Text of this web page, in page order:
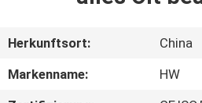
FABRIK-
AUSFLUG
Herkunftsort:
China
Markenname:
HW